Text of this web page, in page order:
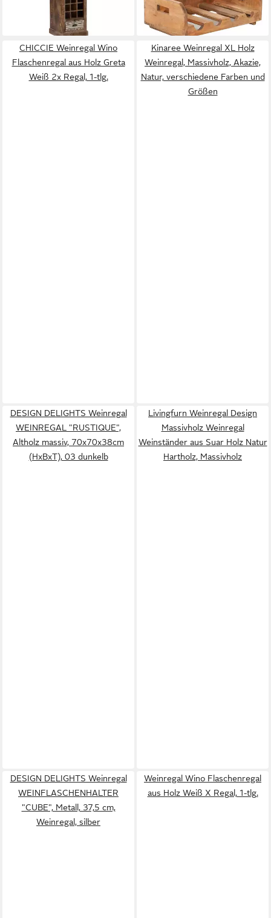
lieferbar - in 4-5 Werktagen bei dir
CHICCIE Weinregal Wino
Flaschenregal aus Holz Greta
Weiß 2x Regal, 1-tlg.
Kinaree Weinregal XL Holz
Weinregal, Massivholz, Akazie,
Natur, verschiedene Farben und
Größen
DESIGN DELIGHTS Weinregal
WEINREGAL "RUSTIQUE",
Altholz massiv, 70x70x38cm
(HxBxT), 03 dunkelb
Livingfurn Weinregal Design
Massivholz Weinregal
Weinständer aus Suar Holz Natur
Hartholz, Massivholz
DESIGN DELIGHTS Weinregal
WEINFLASCHENHALTER
"CUBE", Metall, 37,5 cm,
Weinregal, silber
Weinregal Wino Flaschenregal
aus Holz Weiß X Regal, 1-tlg.